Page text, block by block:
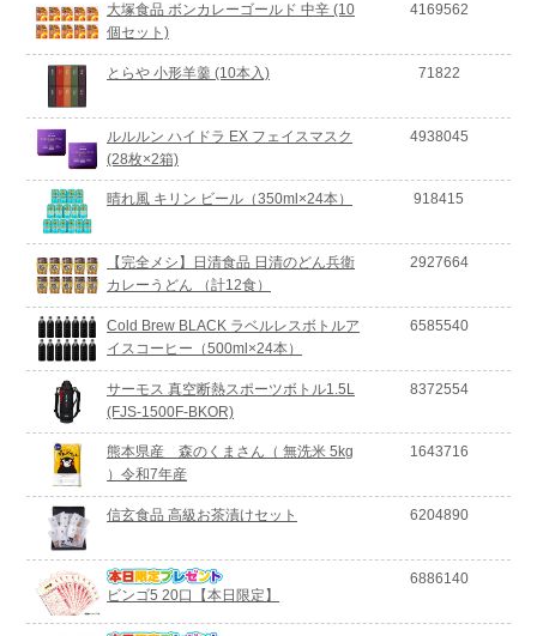
大塚食品 ボンカレーゴールド 中辛 (10
個セット)
4169562
とらや 小形羊羹 (10本入) 71822
ルルルン ハイドラ EX フェイスマスク
(28枚×2箱)
4938045
晴れ風 キリン ビール（350ml×24本） 918415
【完全メシ】日清食品 日清のどん兵衛
カレーうどん （計12食）
2927664
Cold Brew BLACK ラベルレスボトルア
イスコーヒー（500ml×24本）
6585540
サーモス 真空断熱スポーツボトル1.5L
(FJS-1500F-BKOR)
8372554
熊本県産 森のくまさん（ 無洗米 5kg
）令和7年産
1643716
信玄食品 高級お茶漬けセット 6204890
ビンゴ5 20口【本日限定】
6886140